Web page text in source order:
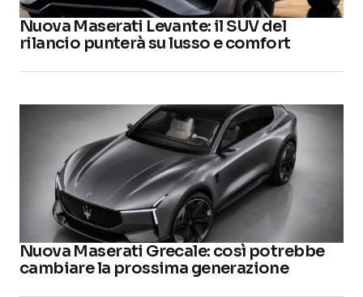
Nuova Maserati Levante: il SUV del
rilancio punterà su lusso e comfort
Nuova Maserati Grecale: così potrebbe
cambiare la prossima generazione